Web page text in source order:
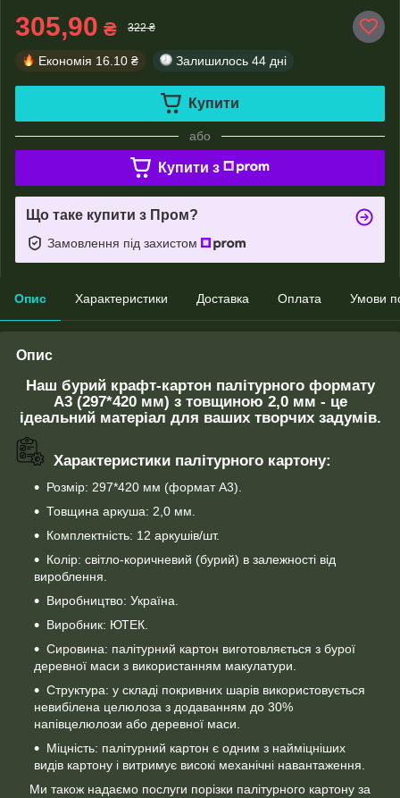
305,90 ₴ 322 ₴
Економія 16.10 ₴ Залишилось 44 дні
Купити
або
Купити з
Що таке купити з Пром?
Замовлення під захистом
Опис Характеристики Доставка Оплата Умови
Опис
Наш бурий крафт-картон палітурного формату
А3 (297*420 мм) з товщиною 2,0 мм - це
ідеальний матеріал для ваших творчих задумів.
Характеристики палітурного картону:
Розмір: 297*420 мм (формат А3).
Товщина аркуша: 2,0 мм.
Комплектність: 12 аркушів/шт.
Колір: світло-коричневий (бурий) в залежності від
вироблення.
Виробництво: Україна.
Виробник: ЮТЕК.
Сировина: палітурний картон виготовляється з бурої
деревної маси з використанням макулатури.
Структура: у складі покривних шарів використовується
невибілена целюлоза з додаванням до 30%
напівцелюлози або деревної маси.
Міцність: палітурний картон є одним з найміцніших
видів картону і витримує високі механічні навантаження.
Ми також надаємо послуги порізки палітурного картону за